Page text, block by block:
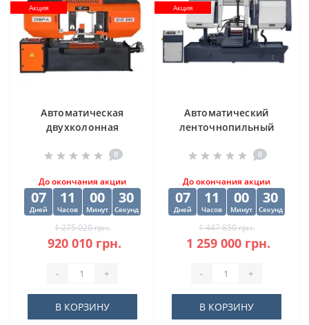
Акция
Автоматическая
двухколонная
DISPA MAKINA D-O
0
До окончания акции
07
Дней
11
Часов
00
Минут
29
Секунд
1 275 020 грн.
920 010 грн.
- +
В КОРЗИНУ
Акция
Автоматический
ленточнопильный
500SA
0
До окончания акции
07
Дней
11
Часов
00
Минут
29
Секунд
1 447 850 грн.
1 259 000 грн.
- +
В КОРЗИНУ